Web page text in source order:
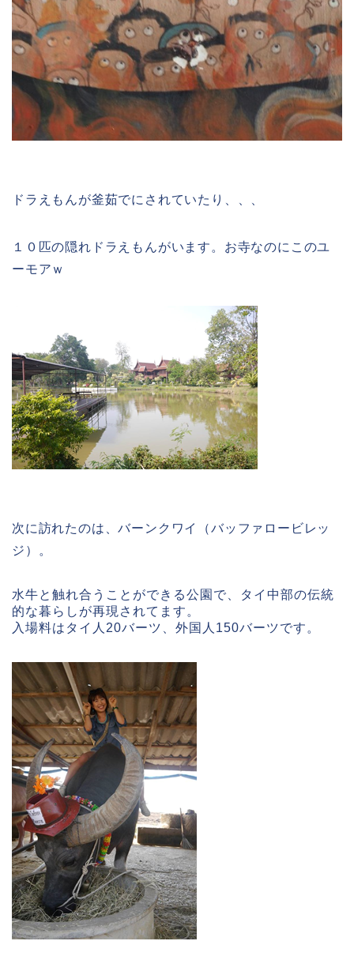
ドラえもんが釜茹でにされていたり、、、
１０匹の隠れドラえもんがいます。お寺なのにこのユ
ーモアｗ
次に訪れたのは、バーンクワイ（バッファロービレッ
ジ）。
水牛と触れ合うことができる公園で、タイ中部の伝統
的な暮らしが再現されてます。
入場料はタイ人20バーツ、外国人150バーツです。